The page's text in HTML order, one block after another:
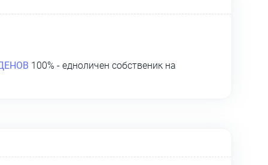
100% - едноличен собственик на